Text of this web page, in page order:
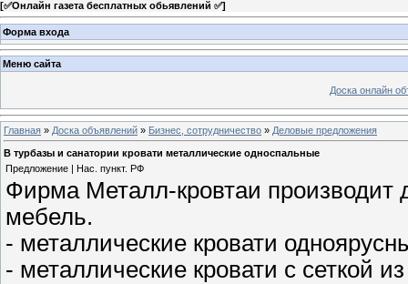
[✅Онлайн газета бесплатных обьявлений ✅]
Форма входа
Меню сайта
Доска онлайн
Главная » Доска объявлений » Бизнес, сотрудничество » Деловые предложения
В турбазы и санатории кровати металлические односпальные
Предложение | Нас. пункт. РФ
Фирма Металл-кровтаи
мебель.
- металлические кровати
- металлические кровати с сеткой